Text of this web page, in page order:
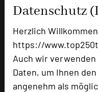
Datenschutz
Herzlich
https://
Auch wir
Daten, um Ihnen
angenehm als